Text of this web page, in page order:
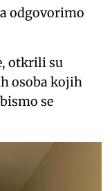
odgovorimo
otkrili su
osoba kojih
se